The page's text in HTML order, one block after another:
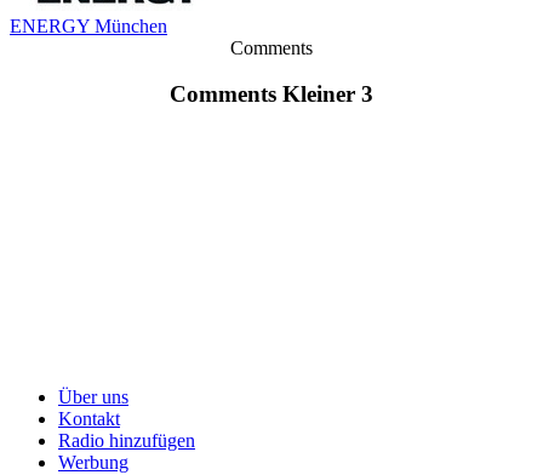
ENERGY München
Comments
Comments Kleiner 3
Über uns
Kontakt
Radio hinzufügen
Werbung